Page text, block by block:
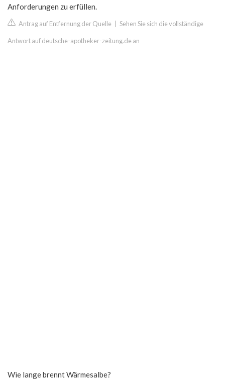
Anforderungen zu erfüllen.
Antrag auf Entfernung der Quelle Sehen Sie sich die vollständige
Antwort auf deutsche-apotheker-zeitung.de an
Wie lange brennt Wärmesalbe?